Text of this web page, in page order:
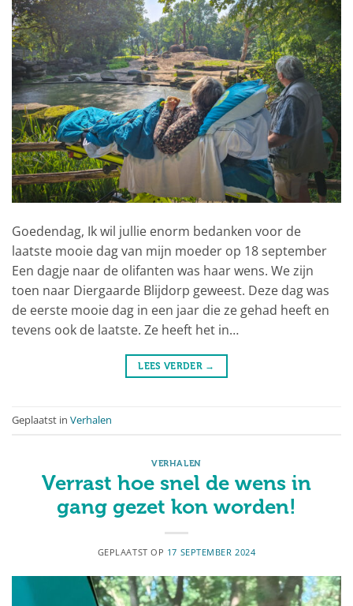
Goedendag, Ik wil jullie enorm bedanken voor de
laatste mooie dag van mijn moeder op 18 september
Een dagje naar de olifanten was haar wens. We zijn
toen naar Diergaarde Blijdorp geweest. Deze dag was
de eerste mooie dag in een jaar die ze gehad heeft en
tevens ook de laatste. Ze heeft het in…
LEES VERDER →
Geplaatst in Verhalen
VERHALEN
Verrast hoe snel de wens in
gang gezet kon worden!
GEPLAATST OP 17 SEPTEMBER 2024